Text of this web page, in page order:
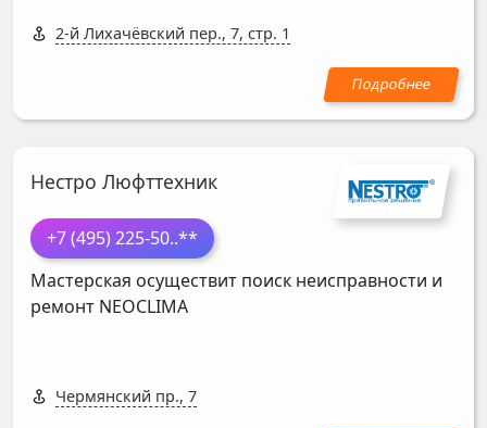
2-й Лихачёвский пер., 7, стр. 1
Нестро Люфттехник
+7 (495) 225-50..**
Мастерская осуществит поиск неисправности и
ремонт NEOCLIMA
Чермянский пр., 7